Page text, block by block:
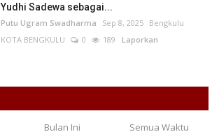
Yudhi Sadewa sebagai...
Putu Ugram Swadharma Sep 8, 2025 Bengkulu
KOTA BENGKULU
0 189 Laporkan
Bulan Ini Semua Waktu